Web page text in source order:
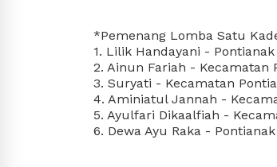
*Pemenang Lomba Satu
1. Lilik Handayani -
2. Ainun Fariah - Kecamatan
3. Suryati - Kecamatan
4. Aminiatul Jannah -
5. Ayulfari Dikaalfiah -
6. Dewa Ayu Raka -